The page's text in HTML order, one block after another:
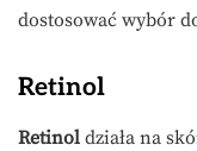
dostosować wybór
Retinol
Retinol działa na